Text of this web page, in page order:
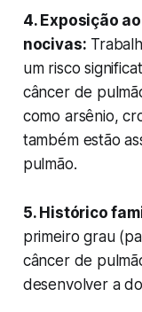
4. Exposição
nocivas:
um risco
câncer de
como arsênio,
também estão
pulmão.
5. Histórico
primeiro grau
câncer de
desenvolver a